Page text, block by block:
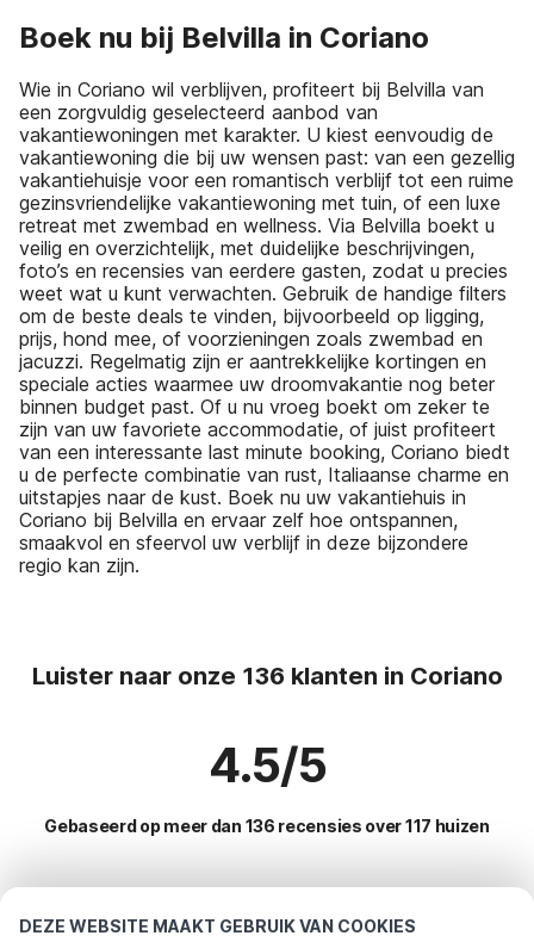
DEZE WEBSITE MAAKT GEBRUIK VAN COOKIES
Boek nu bij Belvilla in Coriano
Wie in Coriano wil verblijven, profiteert bij Belvilla van
een zorgvuldig geselecteerd aanbod van
vakantiewoningen met karakter. U kiest eenvoudig de
vakantiewoning die bij uw wensen past: van een gezellig
vakantiehuisje voor een romantisch verblijf tot een ruime
gezinsvriendelijke vakantiewoning met tuin, of een luxe
retreat met zwembad en wellness. Via Belvilla boekt u
veilig en overzichtelijk, met duidelijke beschrijvingen,
foto’s en recensies van eerdere gasten, zodat u precies
weet wat u kunt verwachten. Gebruik de handige filters
om de beste deals te vinden, bijvoorbeeld op ligging,
prijs, hond mee, of voorzieningen zoals zwembad en
jacuzzi. Regelmatig zijn er aantrekkelijke kortingen en
speciale acties waarmee uw droomvakantie nog beter
binnen budget past. Of u nu vroeg boekt om zeker te
zijn van uw favoriete accommodatie, of juist profiteert
van een interessante last minute booking, Coriano biedt
u de perfecte combinatie van rust, Italiaanse charme en
uitstapjes naar de kust. Boek nu uw vakantiehuis in
Coriano bij Belvilla en ervaar zelf hoe ontspannen,
smaakvol en sfeervol uw verblijf in deze bijzondere
regio kan zijn.
Luister naar onze 136 klanten in Coriano
4.5/5
Gebaseerd op meer dan 136 recensies over 117 huizen
Meest populaire bestemmingen voor